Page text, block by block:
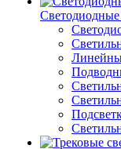
Светодиодные